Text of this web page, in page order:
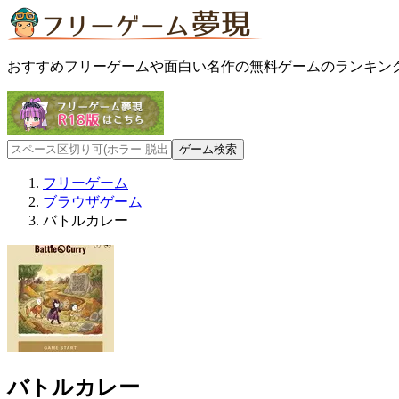
おすすめフリーゲームや面白い名作の無料ゲームのランキン
フリーゲーム
ブラウザゲーム
バトルカレー
バトルカレー